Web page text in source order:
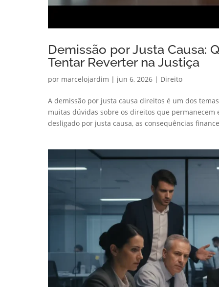
Demissão por Justa Causa:
Tentar Reverter na Justiça
por marcelojardim | jun 6, 2026 | Direito
A demissão por justa causa direitos é um dos
muitas dúvidas sobre os direitos que
desligado por justa causa, as consequências